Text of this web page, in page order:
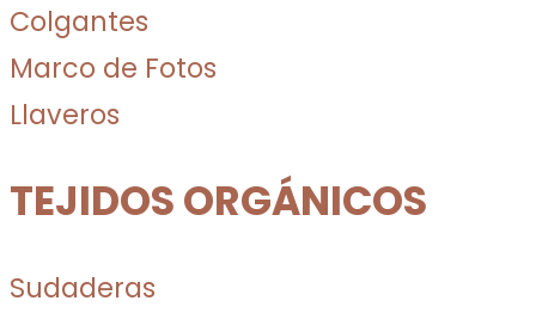
Colgantes
Marco de Fotos
Llaveros
TEJIDOS ORGÁNICOS
Sudaderas